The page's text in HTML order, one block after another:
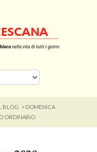
BLOG
> DOMENICA
ORDINARIO